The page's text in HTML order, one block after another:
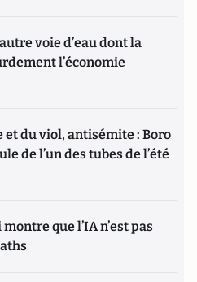
voie d’eau dont la
l’économie
du viol, antisémite : Boro
de l’un des tubes de l’été
que l’IA n’est pas